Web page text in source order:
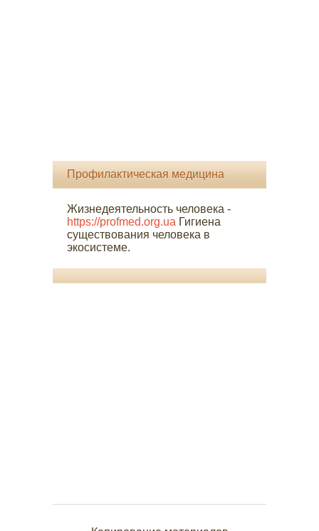
Профилактическая медицина
Жизнедеятельность человека -
https://profmed.org.ua Гигиена
существования человека в
экосистеме.